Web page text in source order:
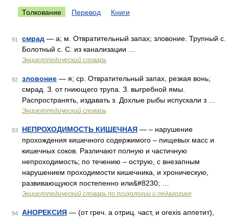
Толкование Перевод Книги
91 смрад — а; м. Отвратительный запах; зловоние. Трупный с.
Болотный с. С. из канализации …
Энциклопедический словарь
92 зловоние — я; ср. Отвратительный запах, резкая вонь;
смрад. З. от гниющего трупа. З. выгребной ямы.
Распространять, издавать з. Дохлые рыбы испускали з …
Энциклопедический словарь
93 НЕПРОХОДИМОСТЬ КИШЕЧНАЯ — – нарушение
прохождения кишечного содержимого – пищевых масс и
кишечных соков. Различают полную и частичную
непроходимость; по течению – острую, с внезапным
нарушением проходимости кишечника, и хроническую,
развивающуюся постепенно или&#8230; …
Энциклопедический словарь по психологии и педагогике
94 АНОРЕКСИЯ — (от греч. а отриц. част, и orexis аппетит),